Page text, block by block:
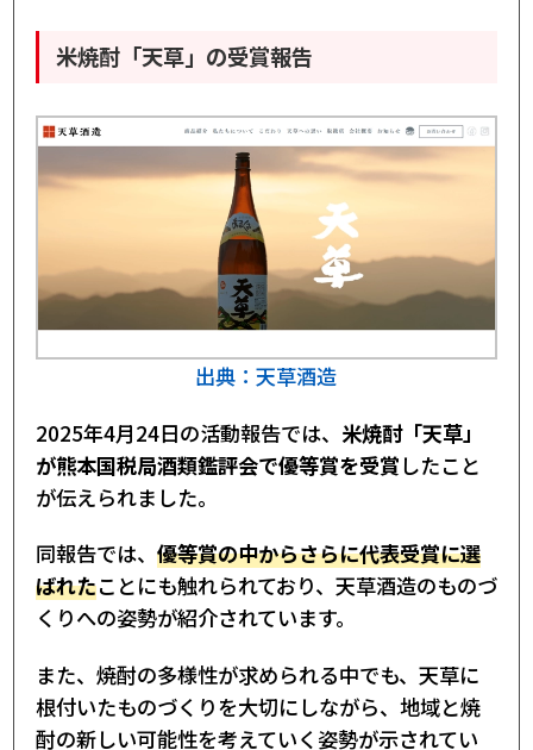
米焼酎「天草」の受賞報告
出典：天草酒造
2025年4月24日の活動報告では、 米焼酎「天草」
が熊本国税局酒類鑑評会で優等賞を受賞 したこと
が伝えられました。
同報告では、 優等賞の中からさらに代表受賞に選
ばれたことにも触れられており、天草酒造のものづ
くりへの姿勢が紹介されています。
また、焼酎の多様性が求められる中でも、天草に
根付いたものづくりを大切にしながら、地域と焼
酎の新しい可能性を考えていく姿勢が示されてい